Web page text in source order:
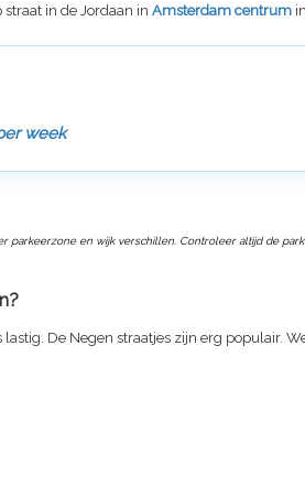
in de Jordaan in Amsterdam centrum
week
parkeerzone en wijk verschillen. Controleer altijd de
lastig. De Negen straatjes zijn erg populair.